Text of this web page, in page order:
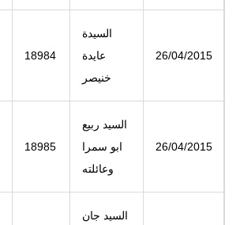
18984
السيدة
عايدة
خنيصر
26/04/2015
18985
السيد ربيع
ابو سمرا
وعائلته
26/04/2015
السيد جان